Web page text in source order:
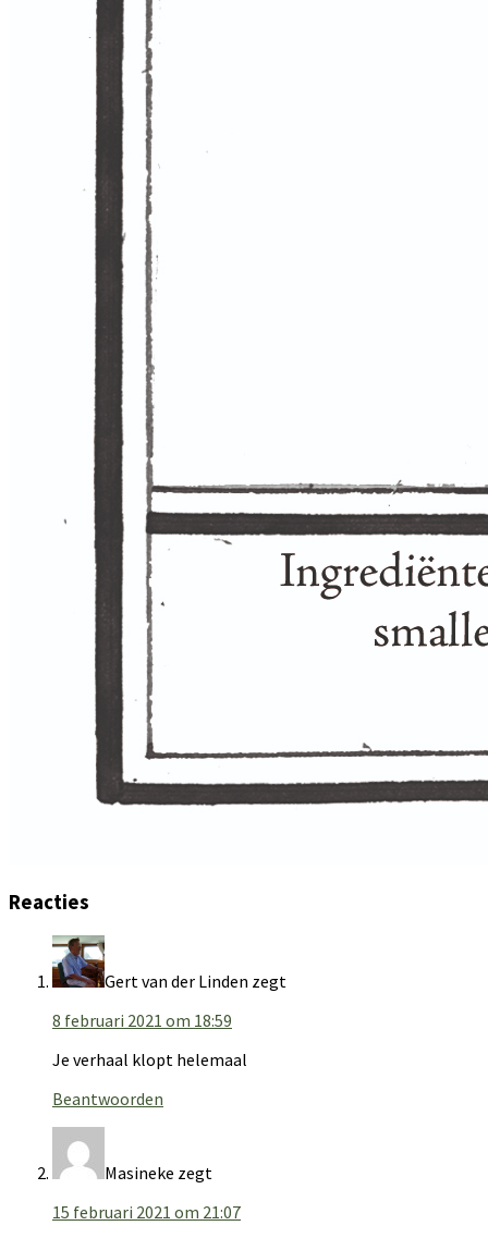
Reacties
Gert van der Linden zegt
8 februari 2021 om 18:59
Je verhaal klopt helemaal
Beantwoorden
Masineke zegt
15 februari 2021 om 21:07